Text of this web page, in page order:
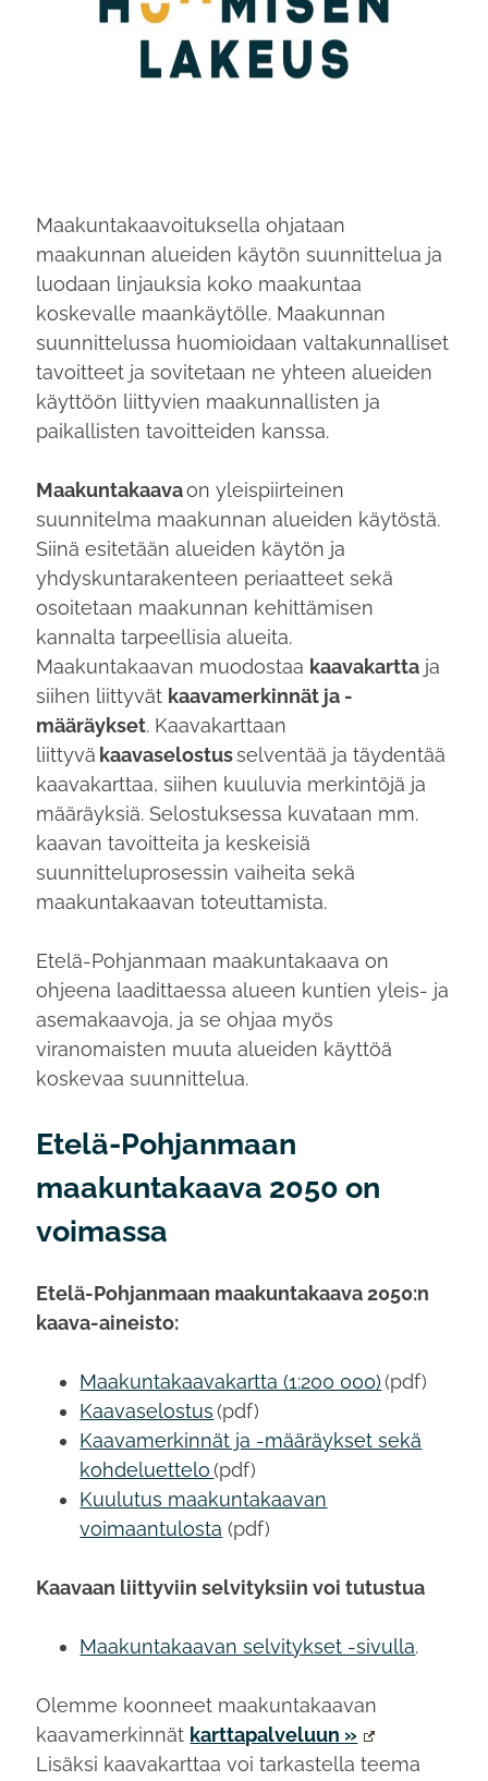
Maakuntakaavoituksella ohjataan
maakunnan alueiden käytön suunnittelua ja
luodaan linjauksia koko maakuntaa
koskevalle maankäytölle. Maakunnan
suunnittelussa huomioidaan valtakunnalliset
tavoitteet ja sovitetaan ne yhteen alueiden
käyttöön liittyvien maakunnallisten ja
paikallisten tavoitteiden kanssa.
Maakuntakaavaon yleispiirteinen
suunnitelma maakunnan alueiden käytöstä.
Siinä esitetään alueiden käytön ja
yhdyskuntarakenteen periaatteet sekä
osoitetaan maakunnan kehittämisen
kannalta tarpeellisia alueita.
Maakuntakaavan muodostaa kaavakartta ja
siihen liittyvät kaavamerkinnät ja -
määräykset. Kaavakarttaan
liittyvä kaavaselostusselventää ja täydentää
kaavakarttaa, siihen kuuluvia merkintöjä ja
määräyksiä. Selostuksessa kuvataan mm.
kaavan tavoitteita ja keskeisiä
suunnitteluprosessin vaiheita sekä
maakuntakaavan toteuttamista.
Etelä-Pohjanmaan maakuntakaava on
ohjeena laadittaessa alueen kuntien yleis- ja
asemakaavoja, ja se ohjaa myös
viranomaisten muuta alueiden käyttöä
koskevaa suunnittelua.
Etelä-Pohjanmaan
maakuntakaava 2050 on
voimassa
Etelä-Pohjanmaan maakuntakaava 2050:n
kaava-aineisto:
Maakuntakaavakartta (1:200 000)(pdf)
Kaavaselostus(pdf)
Kaavamerkinnät ja -määräykset sekä
kohdeluettelo(pdf)
Kuulutus maakuntakaavan
voimaantulosta (pdf)
Kaavaan liittyviin selvityksiin voi tutustua
Maakuntakaavan selvitykset -sivulla.
Olemme koonneet maakuntakaavan
kaavamerkinnät karttapalveluun »
Lisäksi kaavakarttaa voi tarkastella teema